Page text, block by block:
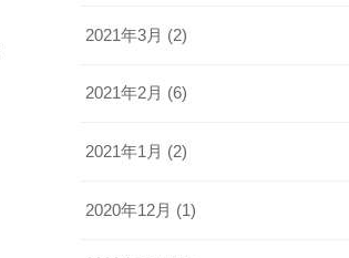
2021年3月 (2)
2021年2月 (6)
2021年1月 (2)
2020年12月 (1)